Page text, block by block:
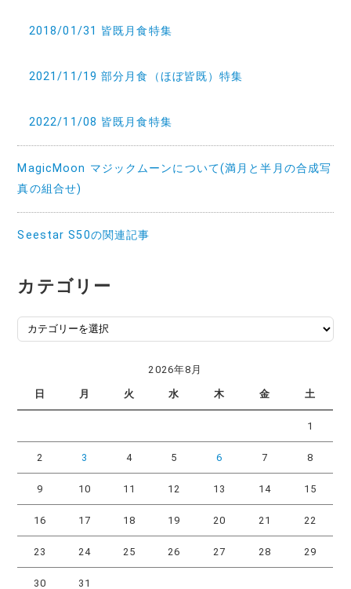
2018/01/31 皆既月食特集
2021/11/19 部分月食（ほぼ皆既）特集
2022/11/08 皆既月食特集
MagicMoon マジックムーンについて(満月と半月の合成写
真の組合せ)
Seestar S50の関連記事
カテゴリー
カ
テ
ー
2026年8月
日 月 火 水 木 金 土
1
2 3 4 5 6 7 8
9 10 11 12 13 14 15
16 17 18 19 20 21 22
23 24 25 26 27 28 29
30 31